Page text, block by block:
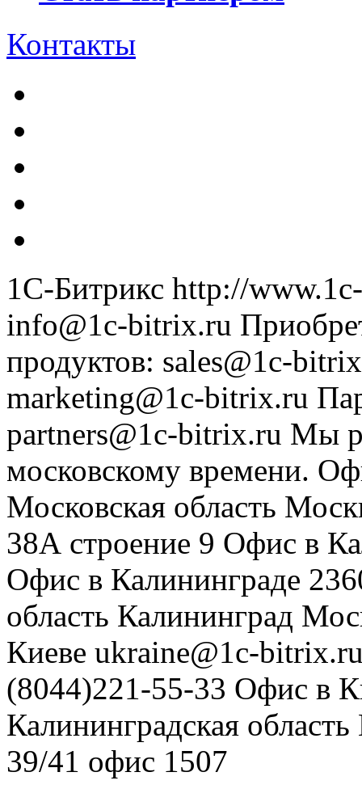
Контакты
1С-Битрикс http://
info@1c-bitrix.ru
продуктов: sales@1c-
marketing@1c-bitrix.ru
partners@1c-bitrix.ru Мы
московскому времени.
Московская область
38А строение 9 Офис в
Офис в Калининграде
область Калининград
Киеве ukraine@1c-
(8044)221-55-33 Офис в
Калининградская область
39/41 офис 1507